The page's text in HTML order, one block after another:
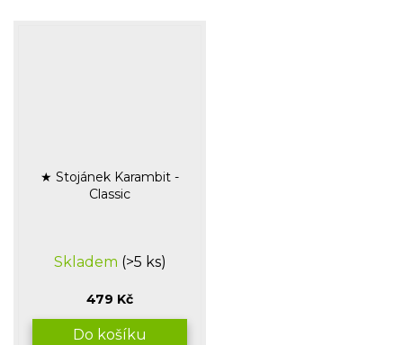
★ Stojánek Karambit -
Classic
Skladem (>5 ks)
479 Kč
Do košíku